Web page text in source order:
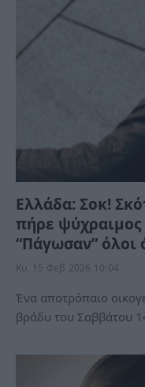
Ελλάδα: Σοκ!
πήρε ψύχραιμος
“Πάγωσαν” όλοι
Κυ, 15 Φεβ 2026 10:04
Ένα αποτρόπαιο
βράδυ του Σαββάτου